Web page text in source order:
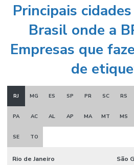
Principais
Brasil onde a
Empresas que
de
RJ MG ES SP PR SC RS
PA AC AL AP MA MT MS
SE TO
Rio de Janeiro São